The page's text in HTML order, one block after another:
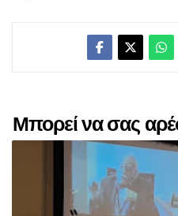
Μπορεί να σας
αναρτήσεις